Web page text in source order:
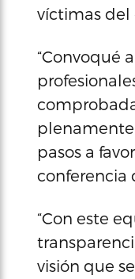
víctimas del
“Convoqué
plenamente
pasos a
conferencia
“Con este
visión que